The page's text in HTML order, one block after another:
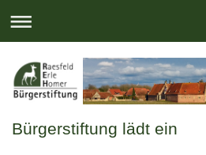
Bürgerstiftung lädt ein